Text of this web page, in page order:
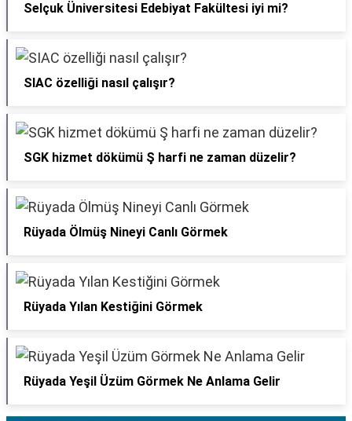
Selçuk Üniversitesi Edebiyat Fakültesi iyi mi?
SIAC özelliği nasıl çalışır?
SGK hizmet dökümü Ş harfi ne zaman düzelir?
Rüyada Ölmüş Nineyi Canlı Görmek
Rüyada Yılan Kestiğini Görmek
Rüyada Yeşil Üzüm Görmek Ne Anlama Gelir